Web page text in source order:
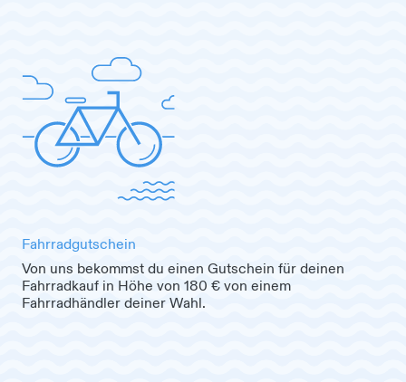
Fahrradgutschein
Von uns bekommst du einen Gutschein für deinen
Fahrradkauf in Höhe von 180 € von einem
Fahrradhändler deiner Wahl.